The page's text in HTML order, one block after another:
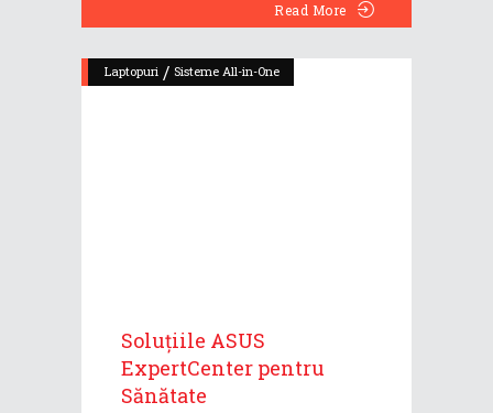
Read More
Laptopuri / Sisteme All-in-One
Soluțiile ASUS
ExpertCenter pentru
Sănătate